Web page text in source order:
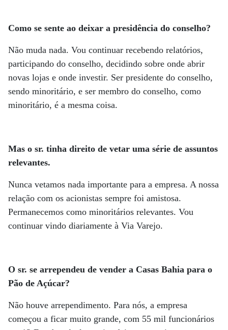
Como se sente ao deixar a presidência do conselho?
Não muda nada. Vou continuar recebendo relatórios,
participando do conselho, decidindo sobre onde abrir
novas lojas e onde investir. Ser presidente do conselho,
sendo minoritário, e ser membro do conselho, como
minoritário, é a mesma coisa.
Mas o sr. tinha direito de vetar uma série de assuntos
relevantes.
Nunca vetamos nada importante para a empresa. A nossa
relação com os acionistas sempre foi amistosa.
Permanecemos como minoritários relevantes. Vou
continuar vindo diariamente à Via Varejo.
O sr. se arrependeu de vender a Casas Bahia para o
Pão de Açúcar?
Não houve arrependimento. Para nós, a empresa
começou a ficar muito grande, com 55 mil funcionários